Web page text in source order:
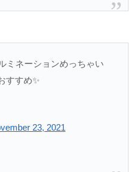
ミネーションめっちゃい
すすめ✨
23, 2021